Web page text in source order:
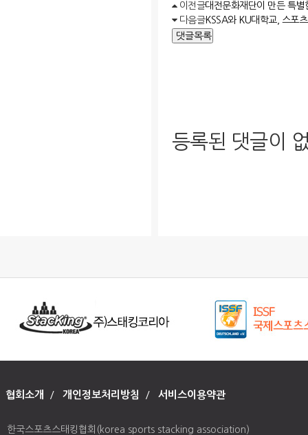
이전글대전문화재단이 만든 특
다음글KSSA와 KU대학교, 스포
댓글목록
등록된 댓글이
협회소개 / 개인정보처리방침 / 서비스이용약관
한국스포츠스태킹협회(korea sports stacking association)